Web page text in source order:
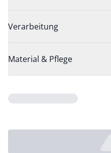
Verarbeitung
Material & Pflege